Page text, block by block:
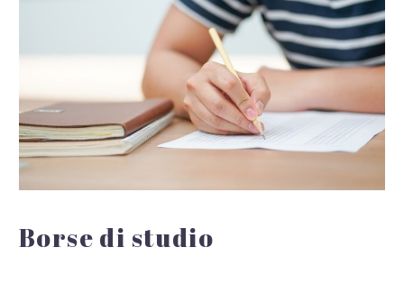
Borse di studio